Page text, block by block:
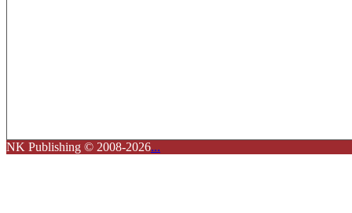
NK Publishing © 2008-2026...